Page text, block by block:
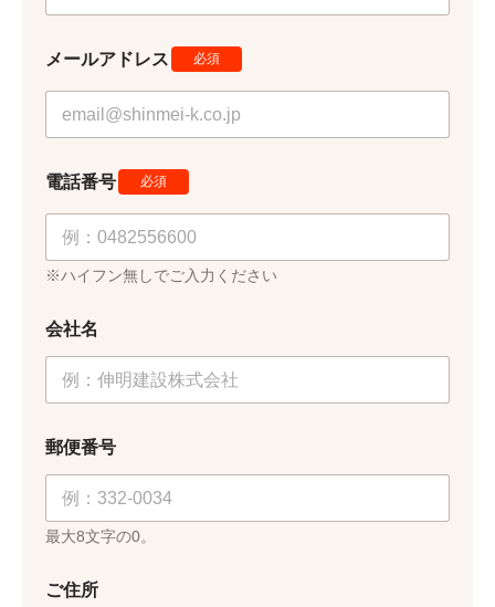
メールアドレス
問
容
合
せ
内
便
番
号
電話番号
※ハイフン無しでご入力ください
会社名
郵便番号
最大8文字の0。
ご住所